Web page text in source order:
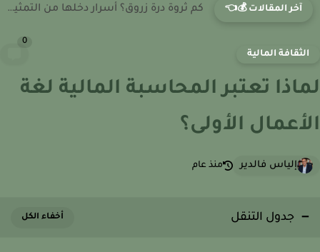
آخر المقالات 💰👈 كم ثروة مي عز الدين؟ مصادر أرباحها من المسلسلات والشراكات...
المالية
تعتبر المحاسبة المالية لغة
الأولى؟
إلياس فالدير منذ عام
جدول التنقل